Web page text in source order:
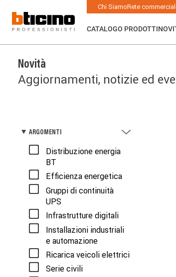
contenuto
principale
navigation
Chi SiamoRete
CATALOGO PRODOTTI
Novità
Aggiornamenti, notizie ed
ARGOMENTI
Distribuzione energia
BT
Efficienza energetica
Gruppi di continuità
UPS
Infrastrutture digitali
Installazioni industriali
e automazione
Ricarica veicoli elettrici
Serie civili